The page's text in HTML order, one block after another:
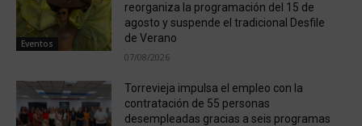
Eventos
reorganiza la programación del 15 de
agosto y suspende el tradicional Desfile
de Verano
07/08/2026
Torrevieja impulsa el empleo con la
contratación de 55 personas
desempleadas gracias a seis programas